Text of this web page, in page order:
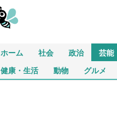
ホーム 社会 政治 芸能
健康・生活 動物 グルメ